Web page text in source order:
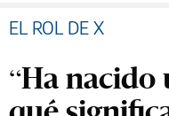
EL ROL DE X
“Ha nacido